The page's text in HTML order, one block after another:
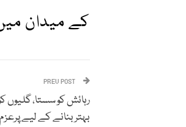
کے میدان
رہائش کو سستا، گلیوں
بہتر بنانے کے لیے